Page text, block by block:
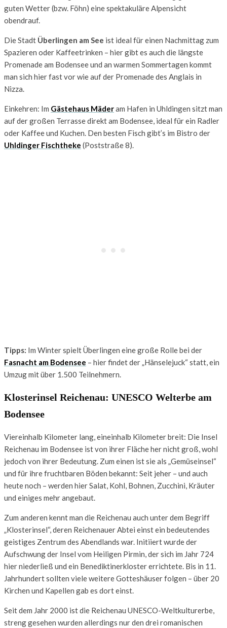
guten Wetter (bzw. Föhn) eine spektakuläre Alpensicht
obendrauf.
Die Stadt Überlingen am See ist ideal für einen Nachmittag zum
Spazieren oder Kaffeetrinken – hier gibt es auch die längste
Promenade am Bodensee und an warmen Sommertagen kommt
man sich hier fast vor wie auf der Promenade des Anglais in
Nizza.
Einkehren: Im Gästehaus Mäderam Hafen in Uhldingen sitzt man
auf der großen Terrasse direkt am Bodensee, ideal für ein Radler
oder Kaffee und Kuchen. Den besten Fisch gibt’s im Bistro der
Uhldinger Fischtheke (Poststraße 8).
Tipps: Im Winter spielt Überlingen eine große Rolle bei der
Fasnacht am Bodensee – hier findet der „Hänselejuck“ statt, ein
Umzug mit über 1.500 Teilnehmern.
Klosterinsel Reichenau: UNESCO Welterbe am
Bodensee
Viereinhalb Kilometer lang, eineinhalb Kilometer breit: Die Insel
Reichenau im Bodensee ist von ihrer Fläche her nicht groß, wohl
jedoch von ihrer Bedeutung. Zum einen ist sie als „Gemüseinsel“
und für ihre fruchtbaren Böden bekannt: Seit jeher – und auch
heute noch – werden hier Salat, Kohl, Bohnen, Zucchini, Kräuter
und einiges mehr angebaut.
Zum anderen kennt man die Reichenau auch unter dem Begriff
„Klosterinsel“, deren Reichenauer Abtei einst ein bedeutendes
geistiges Zentrum des Abendlands war. Initiiert wurde der
Aufschwung der Insel vom Heiligen Pirmin, der sich im Jahr 724
hier niederließ und ein Benediktinerkloster errichtete. Bis in 11.
Jahrhundert sollten viele weitere Gotteshäuser folgen – über 20
Kirchen und Kapellen gab es dort einst.
Seit dem Jahr 2000 ist die Reichenau UNESCO-Weltkulturerbe,
streng gesehen wurden allerdings nur den drei romanischen